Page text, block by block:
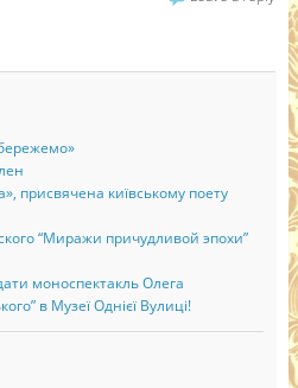
присвячена київському поету
“Миражи причудливой эпохи”
моноспектакль Олега
в Музеї Однієї Вулиці!